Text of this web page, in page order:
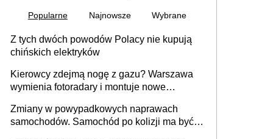
Popularne Najnowsze Wybrane
Z tych dwóch powodów Polacy nie kupują
chińskich elektryków
Kierowcy zdejmą nogę z gazu? Warszawa
wymienia fotoradary i montuje nowe
Zmiany w powypadkowych naprawach
samochodów. Samochód po kolizji ma być